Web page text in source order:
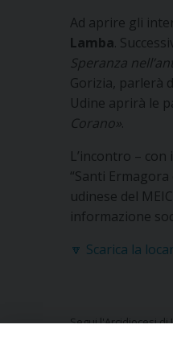
Ad aprire gli
Lamba.
Speranza
Gorizia, parlerà
Udine aprirà le
Corano».
L’incontro –
“Santi
udinese del
informazione
🔽 Scarica la
Segui l'Arcidiocesi di